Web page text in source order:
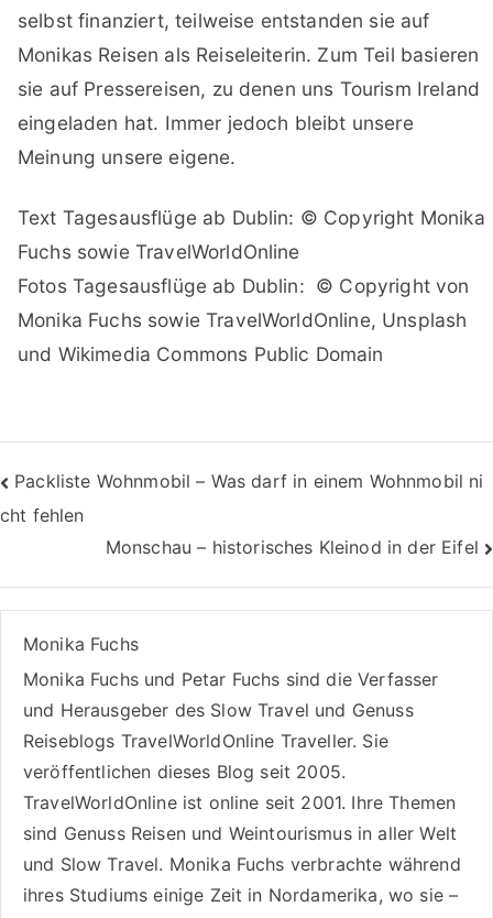
selbst finanziert, teilweise entstanden sie auf
Monikas Reisen als Reiseleiterin. Zum Teil basieren
sie auf Pressereisen, zu denen uns Tourism Ireland
eingeladen hat. Immer jedoch bleibt unsere
Meinung unsere eigene.
Text Tagesausflüge ab Dublin: © Copyright Monika
Fuchs sowie TravelWorldOnline
Fotos Tagesausflüge ab Dublin: © Copyright von
Monika Fuchs sowie TravelWorldOnline, Unsplash
und Wikimedia Commons Public Domain
Beitragsnavigation
Packliste Wohnmobil – Was darf in einem Wohnmobil ni
cht fehlen
Monschau – historisches Kleinod in der Eifel
Monika Fuchs
Monika Fuchs und Petar Fuchs sind die Verfasser
und Herausgeber des Slow Travel und Genuss
Reiseblogs TravelWorldOnline Traveller. Sie
veröffentlichen dieses Blog seit 2005.
TravelWorldOnline ist online seit 2001. Ihre Themen
sind Genuss Reisenund Weintourismusin aller Welt
und Slow Travel. Monika Fuchs verbrachte während
ihres Studiums einige Zeit in Nordamerika, wo sie –